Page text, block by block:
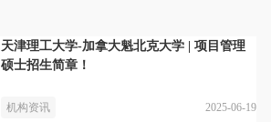
天津理工大学-加拿大魁北克大学 | 项目管理
硕士招生简章！
机构资讯 2025-06-19